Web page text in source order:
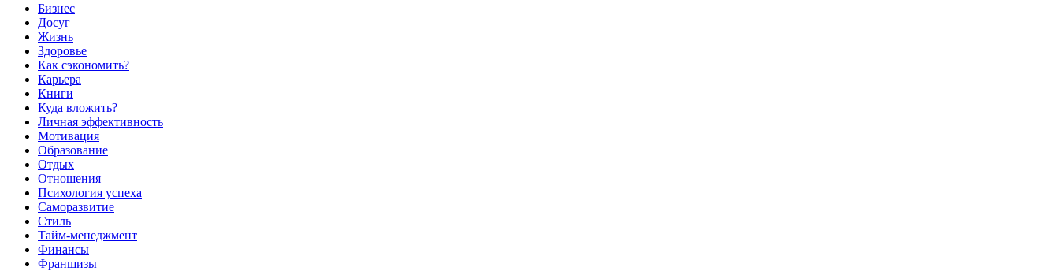
Бизнес
Досуг
Жизнь
Здоровье
Как сэкономить?
Карьера
Книги
Куда вложить?
Личная эффективность
Мотивация
Образование
Отдых
Отношения
Психология успеха
Саморазвитие
Стиль
Тайм-менеджмент
Финансы
Франшизы